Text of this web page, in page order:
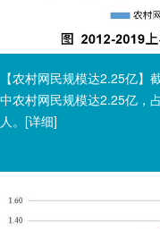
【农村网民规模达2.25亿
中农村网民规模达2.25亿，
人。 [详细]